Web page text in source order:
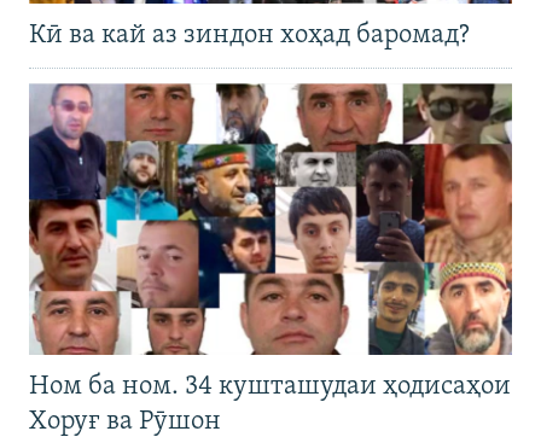
Кӣ ва кай аз зиндон хоҳад баромад?
Ном ба ном. 34 кушташудаи ҳодисаҳои
Хоруғ ва Рӯшон